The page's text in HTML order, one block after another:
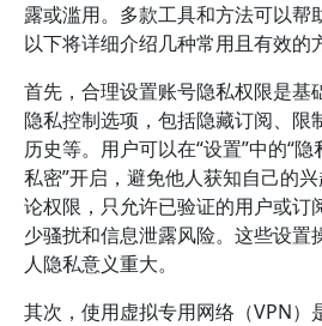
露或滥用。多款工具和方法可以帮
以下将详细介绍几种常用且有效的
首先，合理设置账号隐私权限是基
隐私控制选项，包括隐藏订阅、限
历史等。用户可以在“设置”中的“隐
私密”开启，避免他人获知自己的
论权限，只允许已验证的用户或订
少骚扰和信息泄露风险。这些设置
人隐私意义重大。
其次，使用虚拟专用网络（VPN）